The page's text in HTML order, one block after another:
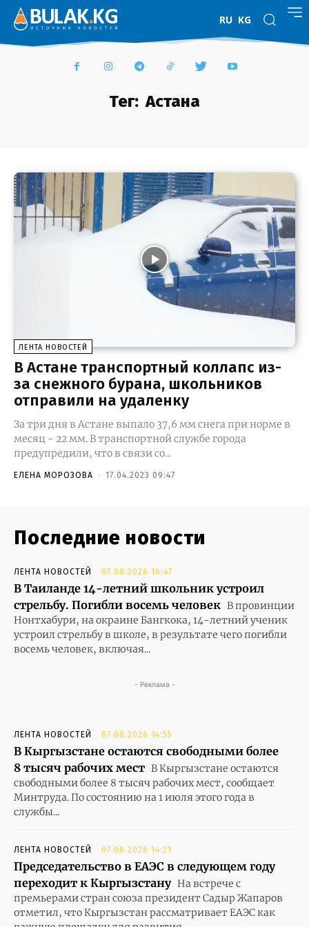
RU KG
Тег: Астана
ЛЕНТА НОВОСТЕЙ
В Астане транспортный коллапс из-
за снежного бурана, школьников
отправили на удаленку
За три дня в Астане выпало 37,6 мм снега при норме в
месяц - 22 мм. В транспортной службе города
предупредили, что в связи со...
ЕЛЕНА МОРОЗОВА - 17.04.2023 09:47
Последние новости
ЛЕНТА НОВОСТЕЙ 07.08.2026 16:47
В Таиланде 14-летний школьник устроил
стрельбу. Погибли восемь человек В провинции
Нонтхабури, на окраине Бангкока, 14-летний ученик
устроил стрельбу в школе, в результате чего погибли
восемь человек, включая...
- Реклама -
ЛЕНТА НОВОСТЕЙ 07.08.2026 14:55
В Кыргызстане остаются свободными более
8 тысяч рабочих мест В Кыргызстане остаются
свободными более 8 тысяч рабочих мест, сообщает
Минтруда. По состоянию на 1 июля этого года в
службы...
ЛЕНТА НОВОСТЕЙ 07.08.2026 14:21
Председательство в ЕАЭС в следующем году
переходит к Кыргызстану На встрече с
премьерами стран союза президент Садыр Жапаров
отметил, что Кыргызстан рассматривает ЕАЭС как